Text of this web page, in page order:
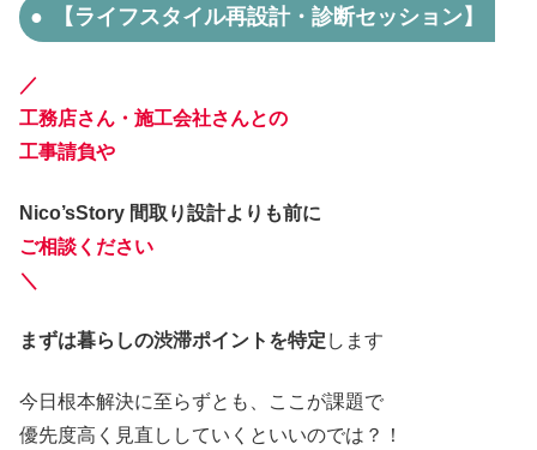
【ライフスタイル再設計・診断セッション】
／
工務店さん・施工会社さんとの
工事請負や
Nico’sStory 間取り設計よりも前に
ご相談ください
＼
まずは暮らしの渋滞ポイントを特定 します
今日根本解決に至らずとも、ここが課題で
優先度高く見直ししていくといいのでは？！